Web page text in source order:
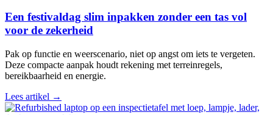
Een festivaldag slim inpakken zonder een tas vol
voor de zekerheid
Pak op functie en weerscenario, niet op angst om iets te vergeten.
Deze compacte aanpak houdt rekening met terreinregels,
bereikbaarheid en energie.
Lees artikel →